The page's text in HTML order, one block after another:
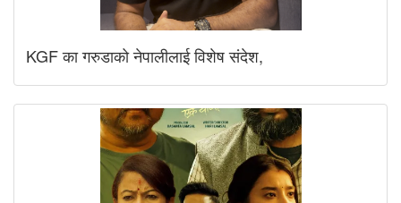
KGF का गरुडाको नेपालीलाई विशेष संदेश,